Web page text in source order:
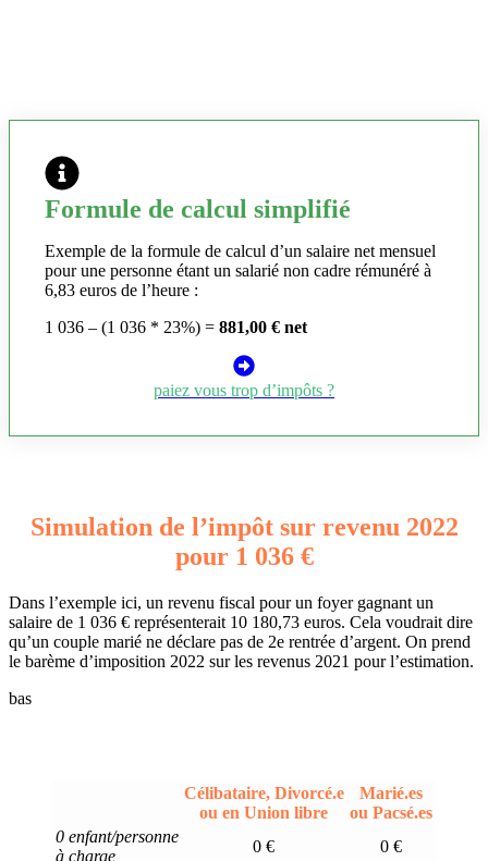
Formule de calcul simplifié
Exemple de la formule de calcul d’un salaire net mensuel
pour une personne étant un salarié non cadre rémunéré à
6,83 euros de l’heure :
1 036 – (1 036 * 23%) = 881,00 € net
paiez vous trop d’impôts ?
Simulation de l’impôt sur revenu 2022
pour 1 036 €
Dans l’exemple ici, un revenu fiscal pour un foyer gagnant un
salaire de 1 036 € représenterait 10 180,73 euros. Cela voudrait dire
qu’un couple marié ne déclare pas de 2e rentrée d’argent. On prend
le barème d’imposition 2022 sur les revenus 2021 pour l’estimation.
bas
Célibataire, Divorcé.e
ou en Union libre
Marié.es
ou Pacsé.es
0 enfant/personne
à charge
0 €
0 €